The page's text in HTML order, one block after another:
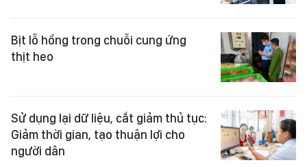
Bịt lỗ hổng trong chuỗi cung ứng
thịt heo
Sử dụng lại dữ liệu, cắt giảm thủ tục:
Giảm thời gian, tạo thuận lợi cho
người dân